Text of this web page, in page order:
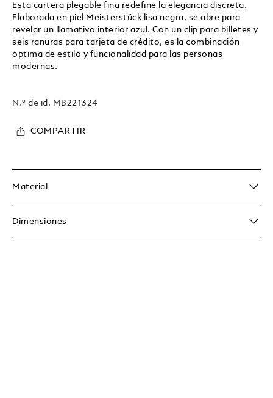
Esta cartera plegable fina redefine la elegancia discreta.
Elaborada en piel Meisterstück lisa negra, se abre para
revelar un llamativo interior azul. Con un clip para billetes y
seis ranuras para tarjeta de crédito, es la combinación
óptima de estilo y funcionalidad para las personas
modernas.
N.º de id. MB221324
COMPARTIR
Material
Dimensiones